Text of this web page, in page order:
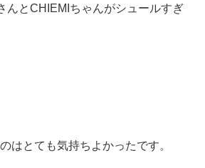
んとCHIEMIちゃんがシュールすぎ
はとても気持ちよかったです。